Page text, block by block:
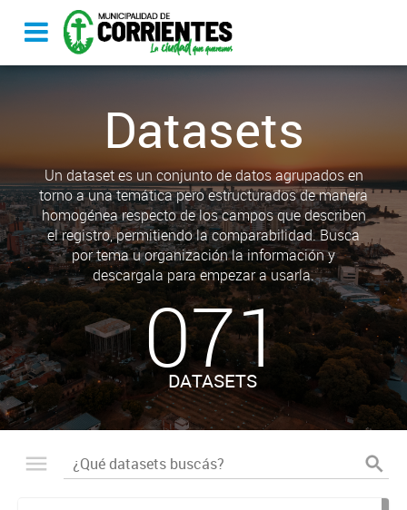
Datasets
Un dataset es un conjunto de datos agrupados en
torno a una temática pero estructurados de manera
homogénea respecto de los campos que describen
el registro, permitiendo la comparabilidad. Busca
por tema u organización la información y
descargala para empezar a usarla.
071
DATASETS